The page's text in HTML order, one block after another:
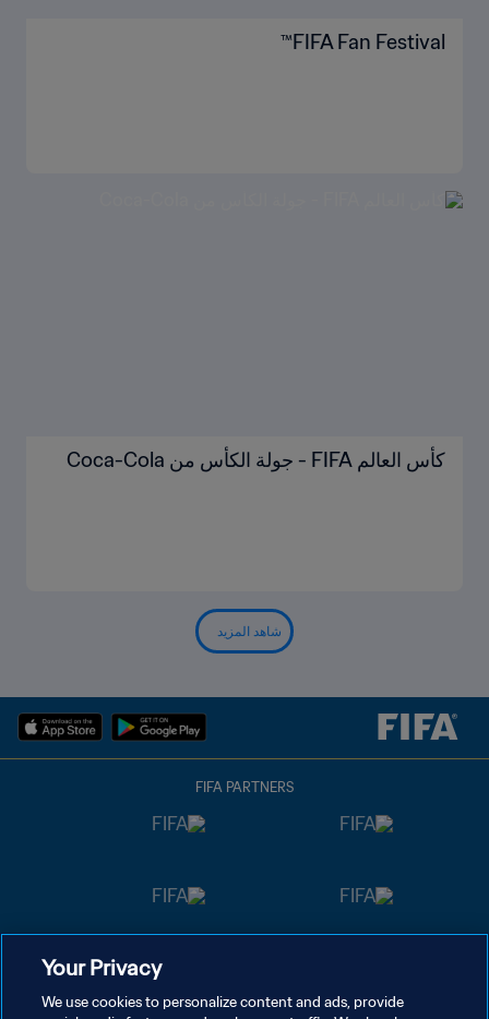
FIFA Fan Festival™
كأس العالم FIFA - جولة الكأس من Coca-Cola
شاهد المزيد
FIFA PARTNERS
Your Privacy
We use cookies to personalize content and ads, provide